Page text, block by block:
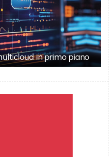
in primo piano